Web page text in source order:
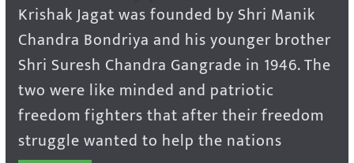
Krishak Jagat was founded by Shri Manik
Chandra Bondriya and his younger brother
Shri Suresh Chandra Gangrade in 1946. The
two were like minded and patriotic
freedom fighters that after their freedom
struggle wanted to help the nations